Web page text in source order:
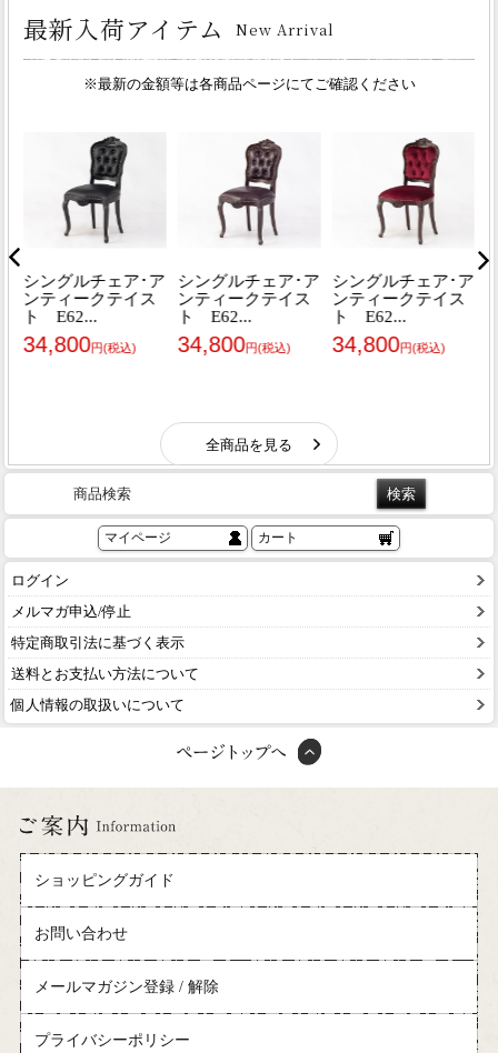
商品検索
マイページ カート
ログイン
メルマガ申込/停止
特定商取引法に基づく表示
送料とお支払い方法について
個人情報の取扱いについて
ショッピングガイド
お問い合わせ
メールマガジン登録 / 解除
プライバシーポリシー